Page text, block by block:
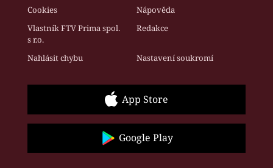
Cookies
Nápověda
Vlastník FTV Prima spol.
s r.o.
Redakce
Nahlásit chybu Nastavení soukromí
App Store
Google Play